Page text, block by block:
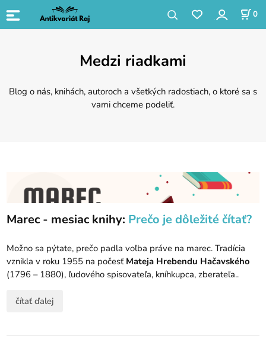
0
Medzi riadkami
Blog o nás, knihách, autoroch a všetkých radostiach, o ktoré sa s
vami chceme podeliť.
Marec - mesiac knihy: Prečo je dôležité čítať?
Možno sa pýtate, prečo padla voľba práve na marec. Tradícia
vznikla v roku 1955 na počesť Mateja Hrebendu Hačavského
(1796 – 1880), ľudového spisovateľa, kníhkupca, zberateľa..
čítať ďalej